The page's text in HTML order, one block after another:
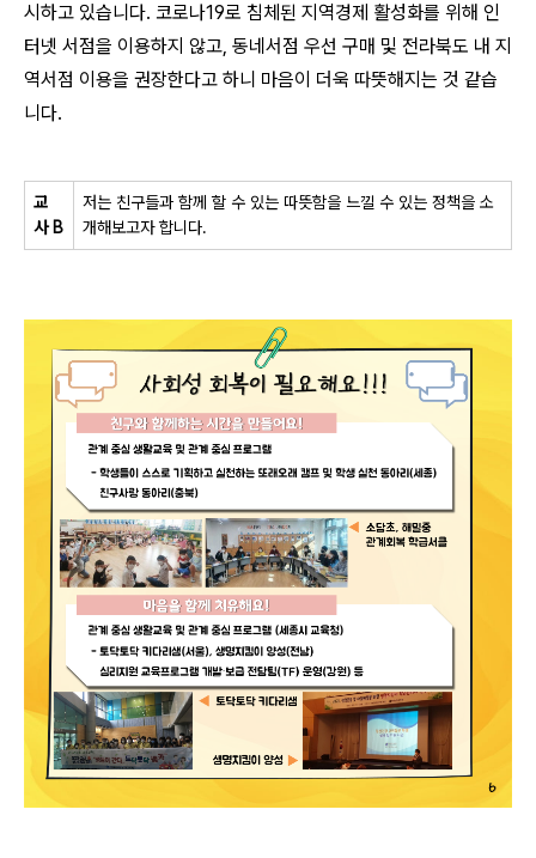
시하고 있습니다. 코로나19로 침체된 지역경제 활성화를 위해 인
터넷 서점을 이용하지 않고, 동네서점 우선 구매 및 전라북도 내 지
역서점 이용을 권장한다고 하니 마음이 더욱 따뜻해지는 것 같습
니다.
교
사 B
저는 친구들과 함께 할 수 있는 따뜻함을 느낄 수 있는 정책을 소
개해보고자 합니다.